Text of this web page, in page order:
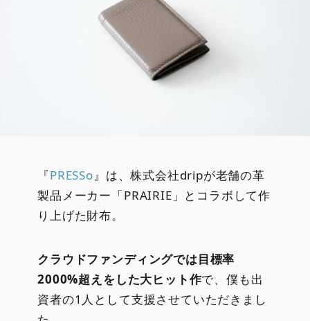
『PRESSo』は、株式会社dripが老舗の革
製品メーカー「PRAIRIE」とコラボして作
り上げた財布。
クラウドファンディングでは目標率
2000%超えをした大ヒット作で、僕も出
資者の1人として支援させていただきまし